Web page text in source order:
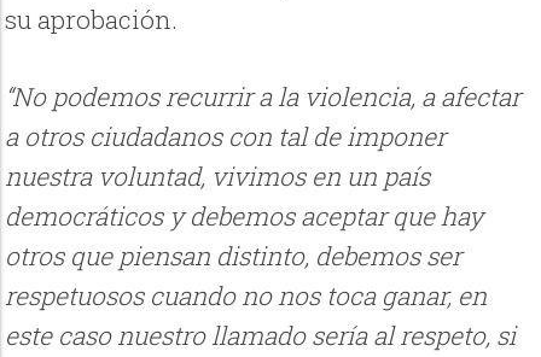
su aprobación.
“No podemos recurrir a la violencia, a afectar
a otros ciudadanos con tal de imponer
nuestra voluntad, vivimos en un país
democráticos y debemos aceptar que hay
otros que piensan distinto, debemos ser
respetuosos cuando no nos toca ganar, en
este caso nuestro llamado sería al respeto, si